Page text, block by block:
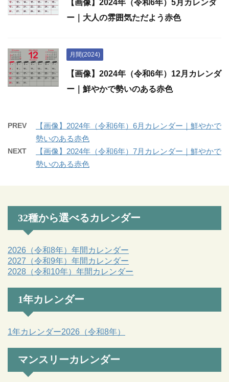
【画像】2024年（令和6年）5月カレンダ
ー｜大人の雰囲気ただよう赤色
月間(2024)
【画像】2024年（令和6年）12月カレンダ
ー｜鮮やかで勢いのある赤色
PREV
【画像】2024年（令和6年）6月カレンダー｜鮮やかで
勢いのある赤色
NEXT
【画像】2024年（令和6年）7月カレンダー｜鮮やかで
勢いのある赤色
32種から選べるカレンダー
2026（令和8年）年間カレンダー
2027（令和9年）年間カレンダー
2028（令和10年）年間カレンダー
1年カレンダー
1年カレンダー2026（令和8年）
マンスリーカレンダー